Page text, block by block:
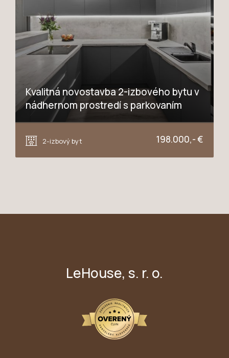
Kvalitná novostavba 2-izbového bytu v
nádhernom prostredí s parkovaním
2-izbový byt
198.000,- €
LeHouse, s. r. o.